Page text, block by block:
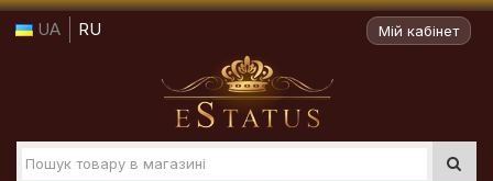
UA RU Мій кабінет